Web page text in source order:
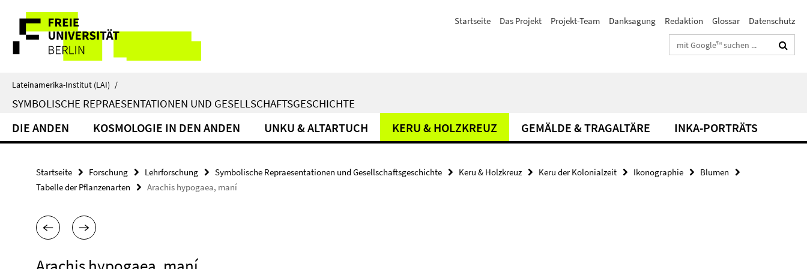
direkt
Inhalt
Service-
Navigation
Startseite Das Projekt Projekt-Team Danksagung Redaktion Glossar
Datenschutz
Suchbegriffe
Lateinamerika-Institut (LAI) /
SYMBOLISCHE REPRAESENTATIONEN UND GESELLSCHAFTSGESCHICHTE
DIE ANDEN KOSMOLOGIE IN DEN ANDEN UNKU & ALTARTUCH KERU & HOLZKREUZ GEMÄLDE & TRAGALTÄRE INKA-PORTRÄTS
Startseite Forschung Lehrforschung Symbolische Repraesentationen und Gesellschaftsgeschichte Keru & Holzkreuz Keru der Kolonialzeit Ikonographie
Blumen
Tabelle der Pflanzenarten
Arachis hypogaea, maní